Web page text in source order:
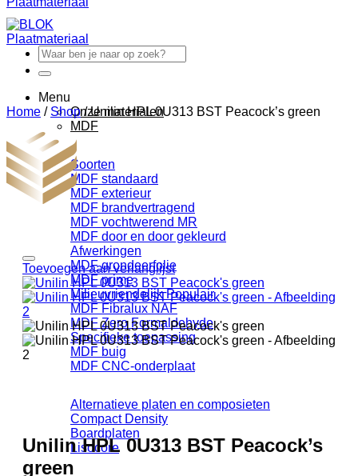
Menu
Onze materialen
MDF
Soorten
MDF standaard
MDF exterieur
MDF brandvertragend
MDF vochtwerend MR
MDF door en door gekleurd
Afwerkingen
MDF grondeerfolie
MDF prime
Milieuvriendelijk
MDF Fibralux NAF
MDF Zero Formaldehyde
Specifieke toepassing
MDF buig
MDF CNC-onderplaat
Alternatieve platen en composieten
Compact Density
Boardplaten
Lisocore
Zoeken
naar:
Home / Shop/Unilin HPL 0U313 BST Peacock’s green
Toevoegen aan verlanglijst
Unilin HPL 0U313 BST Peacock’s
green